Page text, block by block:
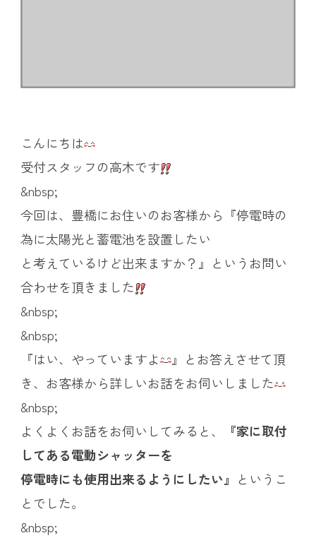
こんにちは
受付スタッフの高木です
&nbsp;
今回は、豊橋にお住いのお客様から『停電時の
為に太陽光と蓄電池を設置したい
と考えている けど出来ますか？』 というお問い
合わせを頂きました
&nbsp;
&nbsp;
『はい、やっていますよ
』とお答えさせて頂
き、お客様から詳しいお話をお伺いしました
&nbsp;
よくよくお話をお伺いしてみると、
『家に取付
してある電動シャッターを
停電時にも使用出来るようにしたい』 というこ
とでした。
&nbsp;